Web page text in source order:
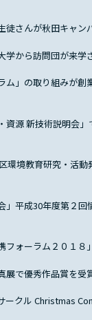
徒さんが秋田キャン
学から訪問団が来学
ム」の取り組みが創
資源 新技術説明会」
環境教育研究・活
」平成30年度第２
フォーラム２０１８
展で優秀作品賞を受
ークル Christmas